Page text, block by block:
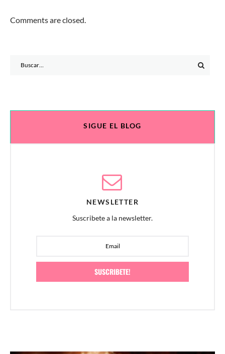
Comments are closed.
SIGUE EL BLOG
NEWSLETTER
Suscribete a la newsletter.
SUSCRIBETE!